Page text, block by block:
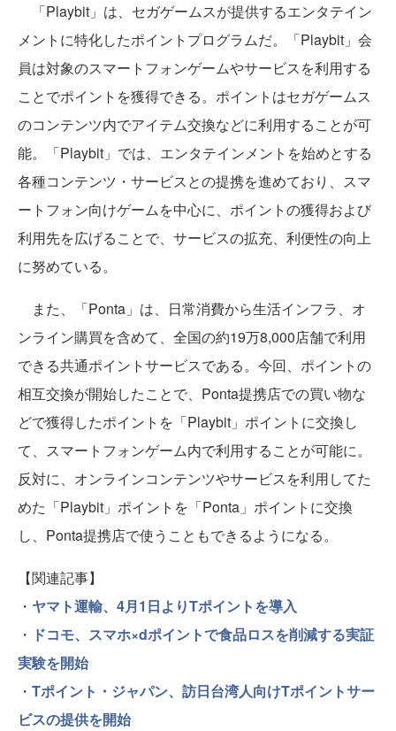
「Playbit」は、セガゲームスが提供するエンタテイン
メントに特化したポイントプログラムだ。「Playbit」会
員は対象のスマートフォンゲームやサービスを利用する
ことでポイントを獲得できる。ポイントはセガゲームス
のコンテンツ内でアイテム交換などに利用することが可
能。「Playbit」では、エンタテインメントを始めとする
各種コンテンツ・サービスとの提携を進めており、スマ
ートフォン向けゲームを中心に、ポイントの獲得および
利用先を広げることで、サービスの拡充、利便性の向上
に努めている。
また、「Ponta」は、日常消費から生活インフラ、オ
ンライン購買を含めて、全国の約19万8,000店舗で利用
できる共通ポイントサービスである。今回、ポイントの
相互交換が開始したことで、Ponta提携店での買い物な
どで獲得したポイントを「Playbit」ポイントに交換し
て、スマートフォンゲーム内で利用することが可能に。
反対に、オンラインコンテンツやサービスを利用してた
めた「Playbit」ポイントを「Ponta」ポイントに交換
し、Ponta提携店で使うこともできるようになる。
【関連記事】
・ ヤマト運輸、4月1日よりTポイントを導入
・ ドコモ、スマホ×dポイントで食品ロスを削減する実証
実験を開始
・ Tポイント・ジャパン、訪日台湾人向けTポイントサー
ビスの提供を開始